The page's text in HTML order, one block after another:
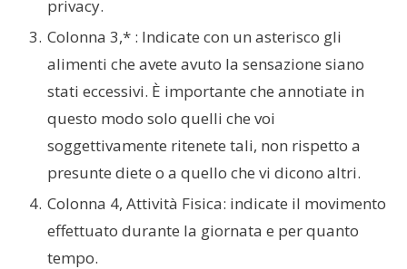
privacy.
Colonna 3,* : Indicate con un asterisco gli
alimenti che avete avuto la sensazione siano
stati eccessivi. È importante che annotiate in
questo modo solo quelli che voi
soggettivamente ritenete tali, non rispetto a
presunte diete o a quello che vi dicono altri.
Colonna 4, Attività Fisica: indicate il movimento
effettuato durante la giornata e per quanto
tempo.